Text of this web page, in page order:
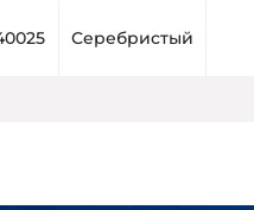
Серебристый